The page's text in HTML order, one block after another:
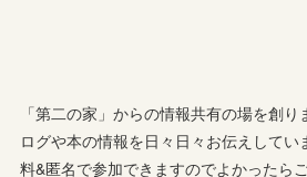
「第二の家」からの情報共有の場を創
ログや本の情報を日々日々お伝えして
料&匿名で参加できますのでよかったら